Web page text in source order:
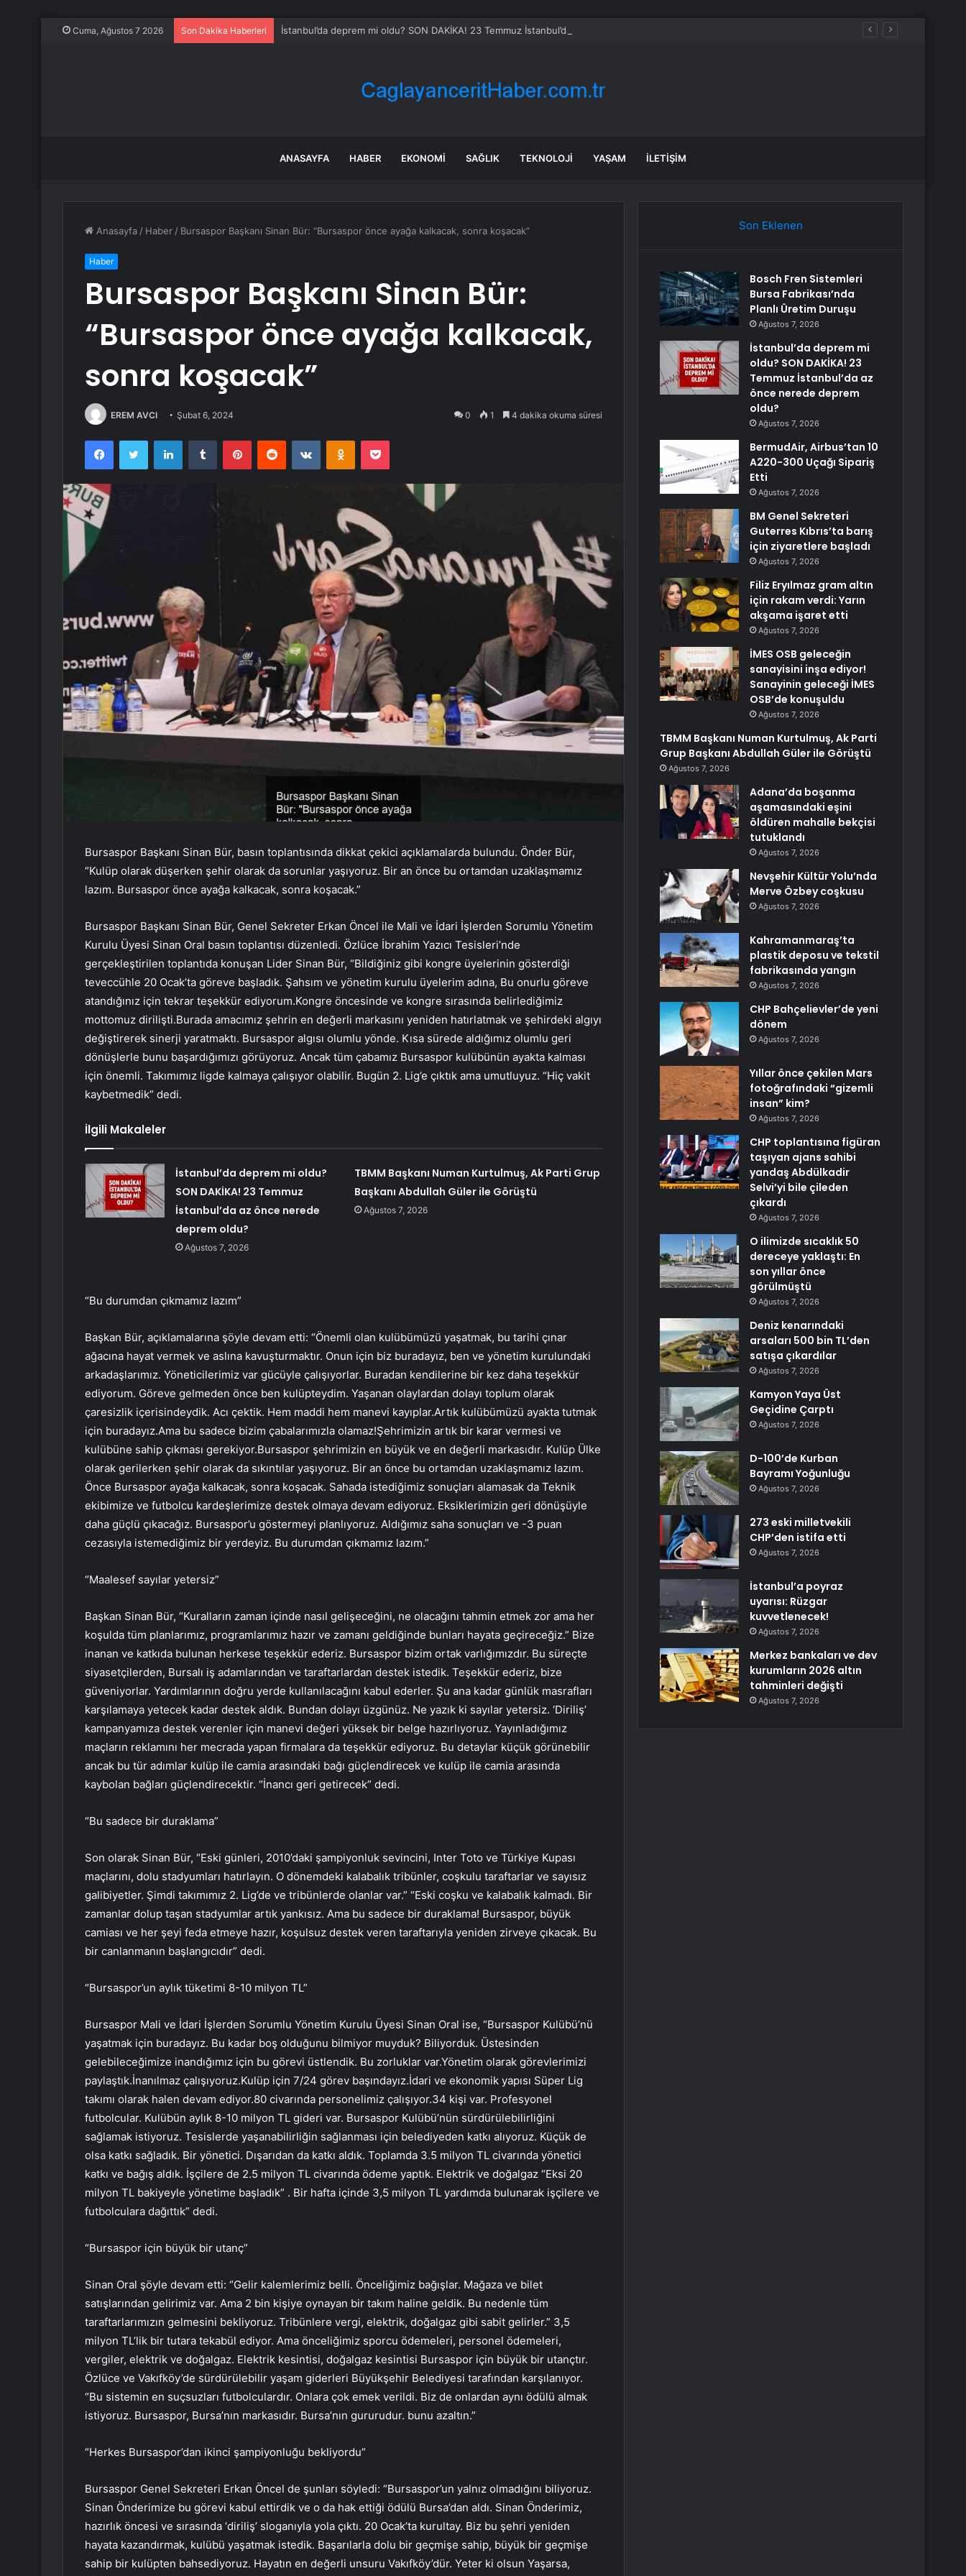
Cuma, Ağustos 7 2026 Son Dakika Haberleri İstanbul’da deprem mi oldu? SON DAKİKA! 23 Temmuz İstanbul’da az önce nerede deprem oldu?
ANASAYFA HABER EKONOMI SAĞLIK TEKNOLOJI YAŞAM İLETIŞIM
Anasayfa / Haber / Bursaspor Başkanı Sinan Bür: “Bursaspor önce ayağa kalkacak, sonra koşacak”
Haber
Bursaspor Başkanı Sinan Bür:
“Bursaspor önce ayağa kalkacak,
sonra koşacak”
EREM AVCI Şubat 6, 2024 0 1 4 dakika okuma süresi
FacebookTwitter LinkedInTumblr PinterestReddit VKontakteOdnoklassniki
Pocket
Bursaspor Başkanı Sinan Bür, basın toplantısında dikkat çekici açıklamalarda bulundu. Önder Bür,
“Kulüp olarak düşerken şehir olarak da sorunlar yaşıyoruz. Bir an önce bu ortamdan uzaklaşmamız
lazım. Bursaspor önce ayağa kalkacak, sonra koşacak.”
Bursaspor Başkanı Sinan Bür, Genel Sekreter Erkan Öncel ile Mali ve İdari İşlerden Sorumlu Yönetim
Kurulu Üyesi Sinan Oral basın toplantısı düzenledi. Özlüce İbrahim Yazıcı Tesisleri’nde
gerçekleştirilen toplantıda konuşan Lider Sinan Bür, “Bildiğiniz gibi kongre üyelerinin gösterdiği
teveccühle 20 Ocak’ta göreve başladık. Şahsım ve yönetim kurulu üyelerim adına, Bu onurlu göreve
atandığınız için tekrar teşekkür ediyorum.Kongre öncesinde ve kongre sırasında belirlediğimiz
mottomuz dirilişti.Burada amacımız şehrin en değerli markasını yeniden hatırlatmak ve şehirdeki algıyı
değiştirerek sinerji yaratmaktı. Bursaspor algısı olumlu yönde. Kısa sürede aldığımız olumlu geri
dönüşlerle bunu başardığımızı görüyoruz. Ancak tüm çabamız Bursaspor kulübünün ayakta kalması
için önemli. Takımımız ligde kalmaya çalışıyor olabilir. Bugün 2. Lig’e çıktık ama umutluyuz. “Hiç vakit
kaybetmedik” dedi.
İlgili Makaleler
İstanbul’da deprem mi oldu?
SON DAKİKA! 23 Temmuz
İstanbul’da az önce nerede
deprem oldu?
Ağustos 7, 2026
TBMM Başkanı Numan Kurtulmuş, Ak Parti Grup
Başkanı Abdullah Güler ile Görüştü
Ağustos 7, 2026
“Bu durumdan çıkmamız lazım”
Başkan Bür, açıklamalarına şöyle devam etti: “Önemli olan kulübümüzü yaşatmak, bu tarihi çınar
ağacına hayat vermek ve aslına kavuşturmaktır. Onun için biz buradayız, ben ve yönetim kurulundaki
arkadaşlarımız. Yöneticilerimiz var gücüyle çalışıyorlar. Buradan kendilerine bir kez daha teşekkür
ediyorum. Göreve gelmeden önce ben kulüpteydim. Yaşanan olaylardan dolayı toplum olarak
çaresizlik içerisindeydik. Acı çektik. Hem maddi hem manevi kayıplar.Artık kulübümüzü ayakta tutmak
için buradayız.Ama bu sadece bizim çabalarımızla olamaz!Şehrimizin artık bir karar vermesi ve
kulübüne sahip çıkması gerekiyor.Bursaspor şehrimizin en büyük ve en değerli markasıdır. Kulüp Ülke
olarak gerilerken şehir olarak da sıkıntılar yaşıyoruz. Bir an önce bu ortamdan uzaklaşmamız lazım.
Önce Bursaspor ayağa kalkacak, sonra koşacak. Sahada istediğimiz sonuçları alamasak da Teknik
ekibimize ve futbolcu kardeşlerimize destek olmaya devam ediyoruz. Eksiklerimizin geri dönüşüyle ​​
daha güçlü çıkacağız. Bursaspor’u göstermeyi planlıyoruz. Aldığımız saha sonuçları ve -3 puan
cezasıyla istemediğimiz bir yerdeyiz. Bu durumdan çıkmamız lazım.”
“Maalesef sayılar yetersiz”
Başkan Sinan Bür, “Kuralların zaman içinde nasıl gelişeceğini, ne olacağını tahmin etmek zor ama her
koşulda tüm planlarımız, programlarımız hazır ve zamanı geldiğinde bunları hayata geçireceğiz.” Bize
inanan ve katkıda bulunan herkese teşekkür ederiz. Bursaspor bizim ortak varlığımızdır. Bu süreçte
siyasetçilerden, Bursalı iş adamlarından ve taraftarlardan destek istedik. Teşekkür ederiz, bize
güveniyorlar. Yardımlarının doğru yerde kullanılacağını kabul ederler. Şu ana kadar günlük masrafları
karşılamaya yetecek kadar destek aldık. Bundan dolayı üzgünüz. Ne yazık ki sayılar yetersiz. ‘Diriliş’
kampanyamıza destek verenler için manevi değeri yüksek bir belge hazırlıyoruz. Yayınladığımız
maçların reklamını her mecrada yapan firmalara da teşekkür ediyoruz. Bu detaylar küçük görünebilir
ancak bu tür adımlar kulüp ile camia arasındaki bağı güçlendirecek ve kulüp ile camia arasında
kaybolan bağları güçlendirecektir. “İnancı geri getirecek” dedi.
“Bu sadece bir duraklama”
Son olarak Sinan Bür, “Eski günleri, 2010’daki şampiyonluk sevincini, Inter Toto ve Türkiye Kupası
maçlarını, dolu stadyumları hatırlayın. O dönemdeki kalabalık tribünler, coşkulu taraftarlar ve sayısız
galibiyetler. Şimdi takımımız 2. Lig’de ve tribünlerde olanlar var.” “Eski coşku ve kalabalık kalmadı. Bir
zamanlar dolup taşan stadyumlar artık yankısız. Ama bu sadece bir duraklama! Bursaspor, büyük
camiası ve her şeyi feda etmeye hazır, koşulsuz destek veren taraftarıyla yeniden zirveye çıkacak. Bu
bir canlanmanın başlangıcıdır” dedi.
“Bursaspor’un aylık tüketimi 8-10 milyon TL”
Bursaspor Mali ve İdari İşlerden Sorumlu Yönetim Kurulu Üyesi Sinan Oral ise, “Bursaspor Kulübü’nü
yaşatmak için buradayız. Bu kadar boş olduğunu bilmiyor muyduk? Biliyorduk. Üstesinden
gelebileceğimize inandığımız için bu görevi üstlendik. Bu zorluklar var.Yönetim olarak görevlerimizi
paylaştık.İnanılmaz çalışıyoruz.Kulüp için 7/24 görev başındayız.İdari ve ekonomik yapısı Süper Lig
takımı olarak halen devam ediyor.80 civarında personelimiz çalışıyor.34 kişi var. Profesyonel
futbolcular. Kulübün aylık 8-10 milyon TL gideri var. Bursaspor Kulübü’nün sürdürülebilirliğini
sağlamak istiyoruz. Tesislerde yaşanabilirliğin sağlanması için belediyeden katkı alıyoruz. Küçük de
olsa katkı sağladık. Bir yönetici. Dışarıdan da katkı aldık. Toplamda 3.5 milyon TL civarında yönetici
katkı ve bağış aldık. İşçilere de 2.5 milyon TL civarında ödeme yaptık. Elektrik ve doğalgaz “Eksi 20
milyon TL bakiyeyle yönetime başladık” . Bir hafta içinde 3,5 milyon TL yardımda bulunarak işçilere ve
futbolculara dağıttık” dedi.
“Bursaspor için büyük bir utanç”
Sinan Oral şöyle devam etti: “Gelir kalemlerimiz belli. Önceliğimiz bağışlar. Mağaza ve bilet
satışlarından gelirimiz var. Ama 2 bin kişiye oynayan bir takım haline geldik. Bu nedenle tüm
taraftarlarımızın gelmesini bekliyoruz. Tribünlere vergi, elektrik, doğalgaz gibi sabit gelirler.” 3,5
milyon TL’lik bir tutara tekabül ediyor. Ama önceliğimiz sporcu ödemeleri, personel ödemeleri,
vergiler, elektrik ve doğalgaz. Elektrik kesintisi, doğalgaz kesintisi Bursaspor için büyük bir utançtır.
Özlüce ve Vakıfköy’de sürdürülebilir yaşam giderleri Büyükşehir Belediyesi tarafından karşılanıyor.
“Bu sistemin en suçsuzları futbolculardır. Onlara çok emek verildi. Biz de onlardan aynı ödülü almak
istiyoruz. Bursaspor, Bursa’nın markasıdır. Bursa’nın gururudur. bunu azaltın.”
“Herkes Bursaspor’dan ikinci şampiyonluğu bekliyordu”
Bursaspor Genel Sekreteri Erkan Öncel de şunları söyledi: “Bursaspor’un yalnız olmadığını biliyoruz.
Sinan Önderimize bu görevi kabul ettirdik ve o da hak ettiği ödülü Bursa’dan aldı. Sinan Önderimiz,
hazırlık öncesi ve sırasında ‘diriliş’ sloganıyla yola çıktı. 20 Ocak’ta kurultay. Biz bu şehri yeniden
hayata kazandırmak, kulübü yaşatmak istedik. Başarılarla dolu bir geçmişe sahip, büyük bir geçmişe
sahip bir kulüpten bahsediyoruz. Hayatın en değerli unsuru Vakıfköy’dür. Yeter ki olsun Yaşarsa,
Son Eklenen
Bosch Fren Sistemleri
Bursa Fabrikası’nda
Planlı Üretim Duruşu
Ağustos 7, 2026
İstanbul’da deprem mi
oldu? SON DAKİKA! 23
Temmuz İstanbul’da az
önce nerede deprem
oldu?
Ağustos 7, 2026
BermudAir, Airbus’tan 10
A220-300 Uçağı Sipariş
Etti
Ağustos 7, 2026
BM Genel Sekreteri
Guterres Kıbrıs’ta barış
için ziyaretlere başladı
Ağustos 7, 2026
Filiz Eryılmaz gram altın
için rakam verdi: Yarın
akşama işaret etti
Ağustos 7, 2026
İMES OSB geleceğin
sanayisini inşa ediyor!
Sanayinin geleceği İMES
OSB’de konuşuldu
Ağustos 7, 2026
TBMM Başkanı Numan Kurtulmuş, Ak Parti
Grup Başkanı Abdullah Güler ile Görüştü
Ağustos 7, 2026
Adana’da boşanma
aşamasındaki eşini
öldüren mahalle bekçisi
tutuklandı
Ağustos 7, 2026
Nevşehir Kültür Yolu’nda
Merve Özbey coşkusu
Ağustos 7, 2026
Kahramanmaraş’ta
plastik deposu ve tekstil
fabrikasında yangın
Ağustos 7, 2026
CHP Bahçelievler’de yeni
dönem
Ağustos 7, 2026
Yıllar önce çekilen Mars
fotoğrafındaki “gizemli
insan” kim?
Ağustos 7, 2026
CHP toplantısına figüran
taşıyan ajans sahibi
yandaş Abdülkadir
Selvi’yi bile çileden
çıkardı
Ağustos 7, 2026
O ilimizde sıcaklık 50
dereceye yaklaştı: En
son yıllar önce
görülmüştü
Ağustos 7, 2026
Deniz kenarındaki
arsaları 500 bin TL’den
satışa çıkardılar
Ağustos 7, 2026
Kamyon Yaya Üst
Geçidine Çarptı
Ağustos 7, 2026
D-100’de Kurban
Bayramı Yoğunluğu
Ağustos 7, 2026
273 eski milletvekili
CHP’den istifa etti
Ağustos 7, 2026
İstanbul’a poyraz
uyarısı: Rüzgar
kuvvetlenecek!
Ağustos 7, 2026
Merkez bankaları ve dev
kurumların 2026 altın
tahminleri değişti
Ağustos 7, 2026